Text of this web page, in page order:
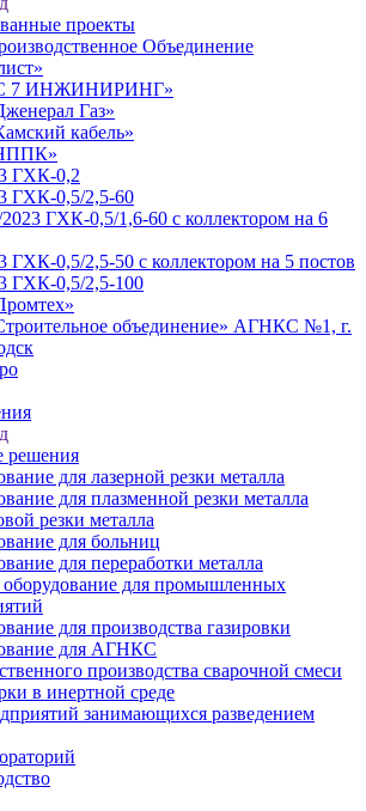
проекты
Объединение
7 ИНЖИНИРИНГ»
Газ»
кабель»
ГХК-0,2
ГХК-0,5/2,5-60
2023 ГХК-0,5/1,6-60 с коллектором на 6
ГХК-0,5/2,5-50 с коллектором на 5 постов
ГХК-0,5/2,5-100
объединение» АГНКС №1, г.
решения
для лазерной резки металла
для плазменной резки металла
резки металла
для больниц
для переработки металла
оборудование для промышленных
для производства газировки
для АГНКС
производства сварочной смеси
в инертной среде
занимающихся разведением